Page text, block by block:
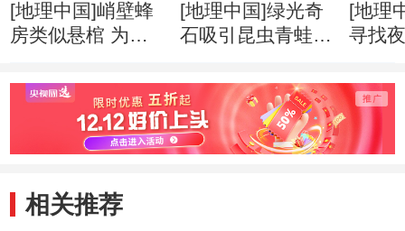
[地理中国]峭壁蜂
房类似悬棺 为何
做？
[地理中国]绿光奇
石吸引昆虫青蛙赴
[地理
寻找
相关推荐